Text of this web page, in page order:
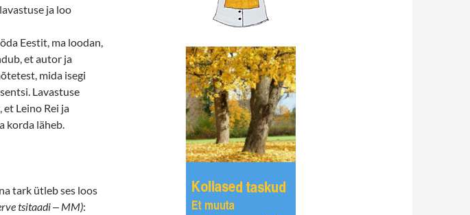
ja loo
Eestit, ma loodan,
et autor ja
mida isegi
Lavastuse
Leino Rei ja
korda läheb.
tark ütleb ses loos
tsitaadi‒ MM):